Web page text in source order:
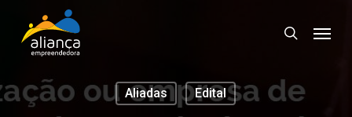
content
search
Aliadas Edital